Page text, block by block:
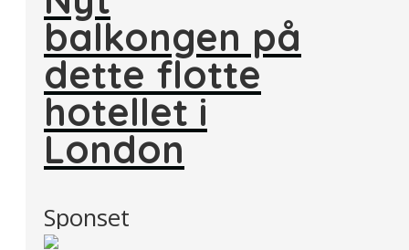
balkongen på
dette flotte
hotellet i
London
Sponset